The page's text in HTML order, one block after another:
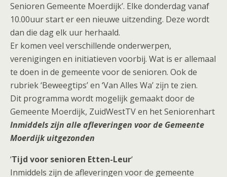
Senioren Gemeente Moerdijk’. Elke donderdag vanaf
10.00uur start er een nieuwe uitzending. Deze wordt
dan die dag elk uur herhaald.
Er komen veel verschillende onderwerpen,
verenigingen en initiatieven voorbij. Wat is er allemaal
te doen in de gemeente voor de senioren. Ook de
rubriek ‘Beweegtips’ en ‘Van Alles Wa’ zijn te zien.
Dit programma wordt mogelijk gemaakt door de
Gemeente Moerdijk, ZuidWestTV en het Seniorenhart
Inmiddels zijn alle afleveringen voor de Gemeente
Moerdijk uitgezonden
‘Tijd voor senioren Etten-Leur‘
Inmiddels zijn de afleveringen voor de gemeente